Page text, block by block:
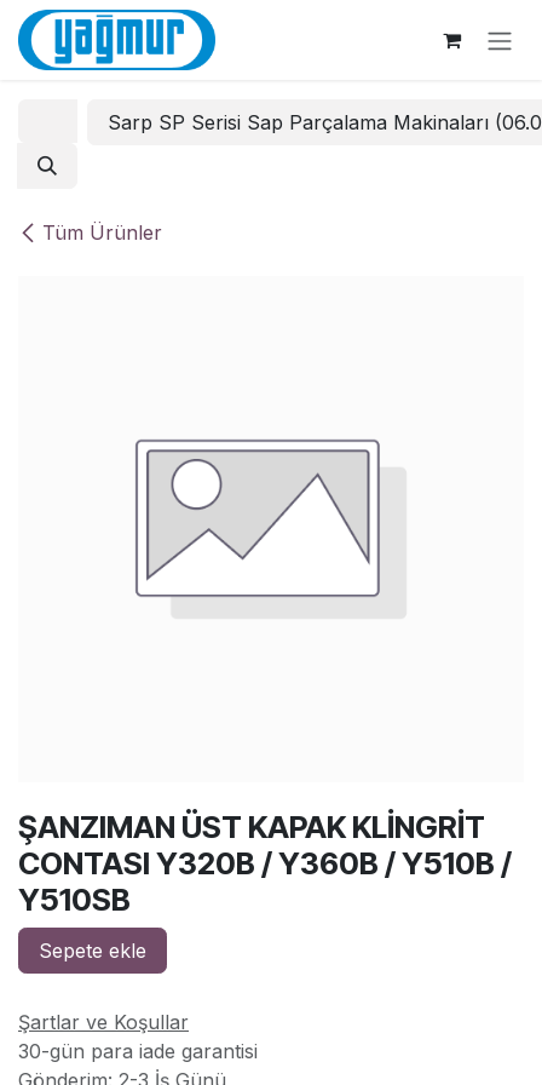
İçereği Atla
Tüm Ürünler
Sarp SP Serisi Sap Parçalama Makinaları
ŞANZIMAN ÜST KAPAK KLİNGRİT
CONTASI Y320B / Y360B / Y510B /
Y510SB
Sepete ekle
Şartlar ve Koşullar
30-gün para iade garantisi
Gönderim: 2-3 İş Günü